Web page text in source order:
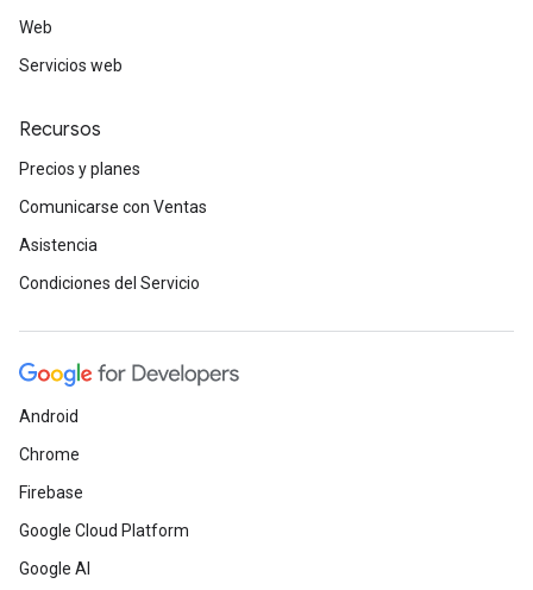
Web
Servicios web
Recursos
Precios y planes
Comunicarse con Ventas
Asistencia
Condiciones del Servicio
Android
Chrome
Firebase
Google Cloud Platform
Google AI